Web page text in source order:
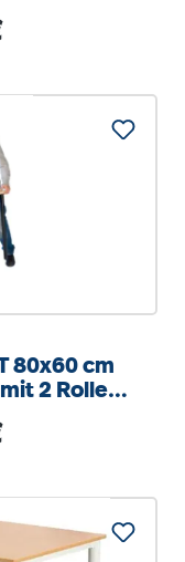
80x60 cm
2 Rollen,